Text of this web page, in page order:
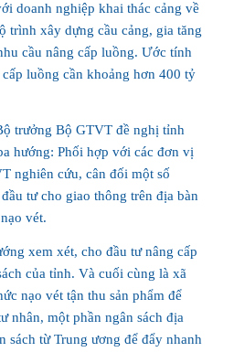
doanh nghiệp khai thác cảng về
trình xây dựng cầu cảng, gia tăng
cầu nâng cấp luồng. Ước tính
luồng cần khoảng hơn 400 tỷ
trưởng Bộ GTVT đề nghị tỉnh
hướng: Phối hợp với các đơn vị
nghiên cứu, cân đối một số
tư cho giao thông trên địa bàn
vét.
xem xét, cho đầu tư nâng cấp
của tỉnh. Và cuối cùng là xã
nạo vét tận thu sản phẩm để
nhân, một phần ngân sách địa
sách từ Trung ương để đẩy nhanh